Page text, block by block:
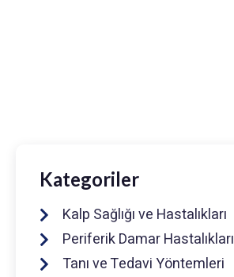
Kategoriler
Kalp Sağlığı ve Hastalıkları
Periferik Damar Hastalıkları
Tanı ve Tedavi Yöntemleri